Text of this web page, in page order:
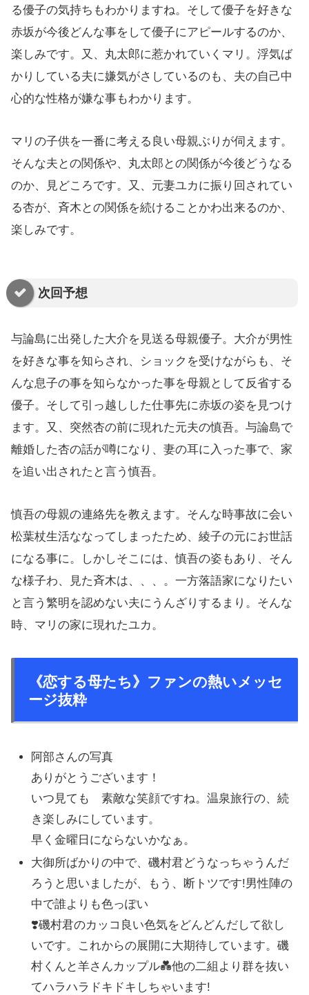
る優子の気持ちもわかりますね。そして優子を好きな
赤坂が今後どんな事をして優子にアピールするのか、
楽しみです。又、丸太郎に惹かれていくマリ。浮気ば
かりしている夫に嫌気がさしているのも、夫の自己中
心的な性格が嫌な事もわかります。
マリの子供を一番に考える良い母親ぶりが伺えます。
そんな夫との関係や、丸太郎との関係が今後どうなる
のか、見どころです。又、元妻ユカに振り回されてい
る杏が、斉木との関係を続けることかわ出来るのか、
楽しみです。
次回予想
与論島に出発した大介を見送る母親優子。大介が男性
を好きな事を知らされ、ショックを受けながらも、そ
んな息子の事を知らなかった事を母親として反省する
優子。そして引っ越しした仕事先に赤坂の姿を見つけ
ます。又、突然杏の前に現れた元夫の慎吾。与論島で
離婚した杏の話が噂になり、妻の耳に入った事で、家
を追い出されたと言う慎吾。
慎吾の母親の連絡先を教えます。そんな時事故に会い
松葉杖生活ななってしまったため、綾子の元にお世話
になる事に。しかしそこには、慎吾の姿もあり、そん
な様子わ、見た斉木は、、、。一方落語家になりたい
と言う繁明を認めない夫にうんざりするまり。そんな
時、マリの家に現れたユカ。
《恋する母たち》ファンの熱いメッセ
ージ抜粋
阿部さんの写真
ありがとうございます！
いつ見ても 素敵な笑顔ですね。温泉旅行の、続
き楽しみにしています。
早く金曜日にならないかなぁ。
大御所ばかりの中で、磯村君どうなっちゃうんだ
ろうと思いましたが、もう、断トツです!男性陣の
中で誰よりも色っぽい
❣️磯村君のカッコ良い色気をどんどんだして欲し
いです。これからの展開に大期待しています。磯
村くんと羊さんカップル💑他の二組より群を抜い
てハラハラドキドキしちゃいます!